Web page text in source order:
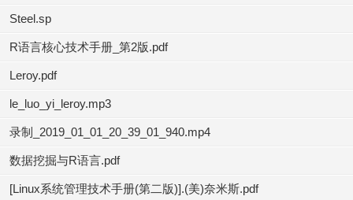
Steel.sp
R语言核心技术手册_第2版.pdf
Leroy.pdf
le_luo_yi_leroy.mp3
录制_2019_01_01_20_39_01_940.mp4
数据挖掘与R语言.pdf
[Linux系统管理技术手册(第二版)].(美)奈米斯.pdf